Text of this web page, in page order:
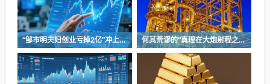
“邹市明夫妇创业亏掉2亿”冲上热搜！妻子冉莹颖自曝多个项目关停，不得不卖房偿债！ 何其荒谬的“真理在大炮射程之内”